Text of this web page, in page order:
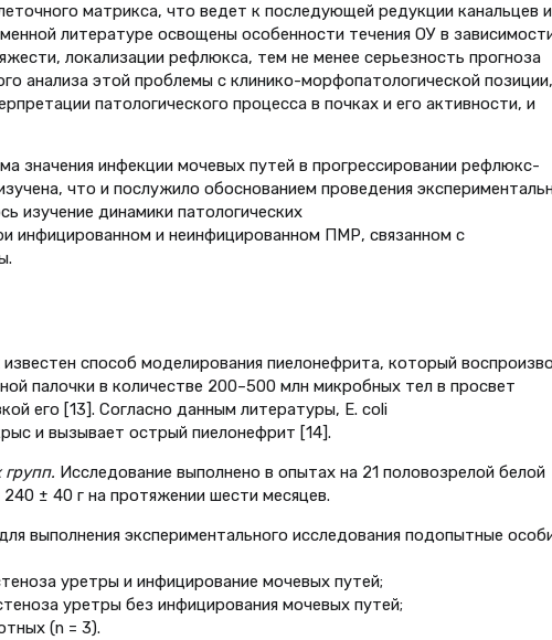
матрикса, что ведет к последующей редукции канальцев и
литературе освощены особенности течения ОУ в
локализации рефлюкса, тем не менее серьезность прогноза
анализа этой проблемы с клинико-морфопатологической позиции,
патологического процесса в почках и его активности, и
значения инфекции мочевых путей в прогрессировании рефлюкс-
что и послужило обоснованием проведения
изучение динамики патологических
инфицированном и неинфицированном ПМР, связанном с
способ моделирования пиелонефрита, который
палочки в количестве 200–500 млн микробных тел в просвет
его [13]. Согласно данным литературы, E. coli
и вызывает острый пиелонефрит [14].
Исследование выполнено в опытах на 21 половозрелой белой
± 40 г на протяжении шести месяцев.
выполнения экспериментального исследования подопытные
уретры и инфицирование мочевых путей;
уретры без инфицирования мочевых путей;
(n = 3).